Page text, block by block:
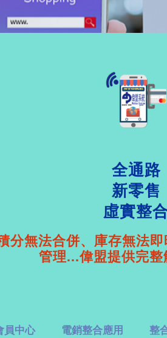
全通路
新零售
虛實整
分無法合併、庫存無法
管理...偉盟提供完
員中心 電銷整合應用 整